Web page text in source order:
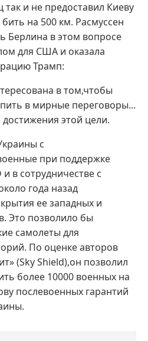
и не предоставил Киеву
на 500 км. Расмуссен
Берлина в этом вопросе
для США и оказала
Трамп:
в том,чтобы
в мирные переговоры...
этой цели.
с
при поддержке
в сотрудничестве с
года назад
ее западных и
Это позволило бы
самолеты для
По оценке авторов
(Sky Shield),он позволил
более 10000 военных на
послевоенных гарантий